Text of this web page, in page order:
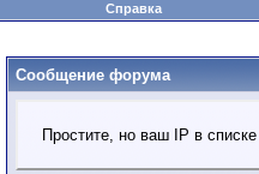
Справка
Сообщение форума
Простите, но ваш IP в